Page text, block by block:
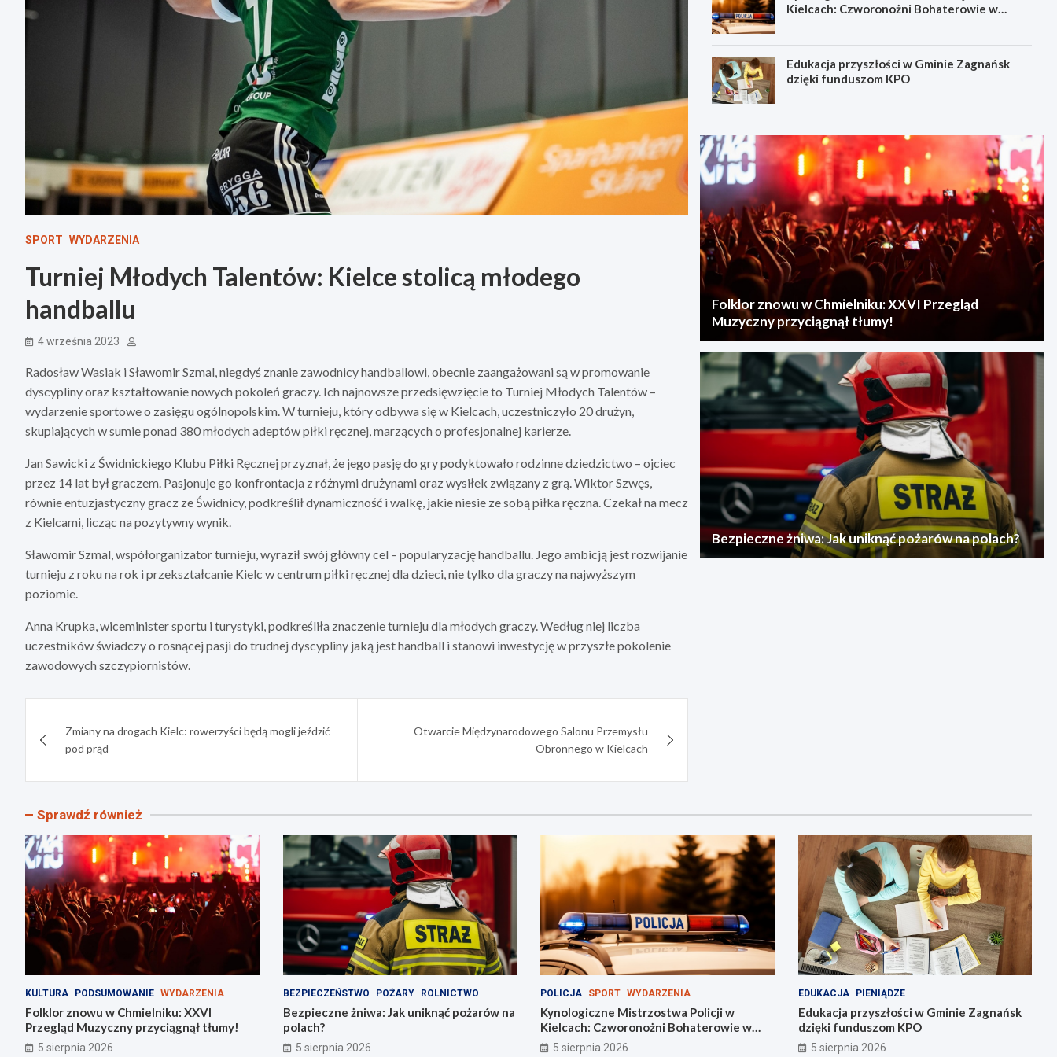
SPORT WYDARZENIA
Turniej Młodych Talentów: Kielce stolicą młodego
handballu
4 września 2023
Radosław Wasiak i Sławomir Szmal, niegdyś znanie zawodnicy handballowi, obecnie zaangażowani są w promowanie
dyscypliny oraz kształtowanie nowych pokoleń graczy. Ich najnowsze przedsięwzięcie to Turniej Młodych Talentów –
wydarzenie sportowe o zasięgu ogólnopolskim. W turnieju, który odbywa się w Kielcach, uczestniczyło 20 drużyn,
skupiających w sumie ponad 380 młodych adeptów piłki ręcznej, marzących o profesjonalnej karierze.
Jan Sawicki z Świdnickiego Klubu Piłki Ręcznej przyznał, że jego pasję do gry podyktowało rodzinne dziedzictwo – ojciec
przez 14 lat był graczem. Pasjonuje go konfrontacja z różnymi drużynami oraz wysiłek związany z grą. Wiktor Szwęs,
równie entuzjastyczny gracz ze Świdnicy, podkreślił dynamiczność i walkę, jakie niesie ze sobą piłka ręczna. Czekał na mecz
z Kielcami, licząc na pozytywny wynik.
Sławomir Szmal, współorganizator turnieju, wyraził swój główny cel – popularyzację handballu. Jego ambicją jest rozwijanie
turnieju z roku na rok i przekształcanie Kielc w centrum piłki ręcznej dla dzieci, nie tylko dla graczy na najwyższym
poziomie.
Anna Krupka, wiceminister sportu i turystyki, podkreśliła znaczenie turnieju dla młodych graczy. Według niej liczba
uczestników świadczy o rosnącej pasji do trudnej dyscypliny jaką jest handball i stanowi inwestycję w przyszłe pokolenie
zawodowych szczypiornistów.
wpisuZmiany na drogach Kielc: rowerzyści będą mogli jeździć
pod prąd
Otwarcie Międzynarodowego Salonu Przemysłu
Obronnego w Kielcach
Kielcach: Czworonożni Bohaterowie w
Edukacja przyszłości w Gminie Zagnańsk
dzięki funduszom KPO
Folklor znowu w Chmielniku: XXVI Przegląd
Muzyczny przyciągnął tłumy!
Bezpieczne żniwa: Jak uniknąć pożarów na polach?
Sprawdź również
KULTURA PODSUMOWANIE WYDARZENIA
Folklor znowu w Chmielniku: XXVI
Przegląd Muzyczny przyciągnął tłumy!
5 sierpnia 2026
BEZPIECZEŃSTWO POŻARY ROLNICTWO
Bezpieczne żniwa: Jak uniknąć pożarów na
polach?
5 sierpnia 2026
POLICJA SPORT WYDARZENIA
Kynologiczne Mistrzostwa Policji w
Kielcach: Czworonożni Bohaterowie w
Akcji!
5 sierpnia 2026
EDUKACJA PIENIĄDZE
Edukacja przyszłości w Gminie Zagnańsk
dzięki funduszom KPO
5 sierpnia 2026